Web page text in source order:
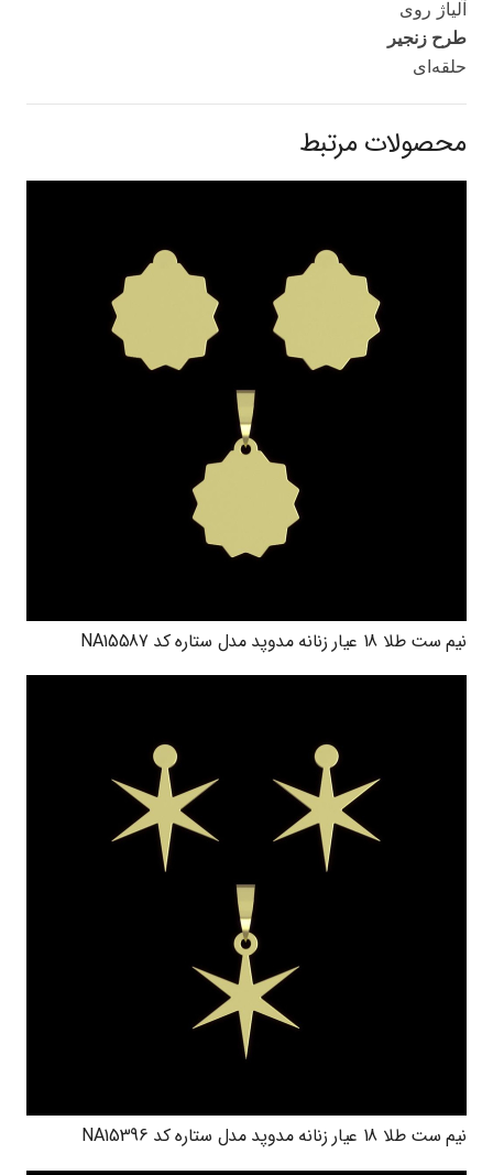
آلیاژ روی
طرح زنجیر
حلقه‌ای
محصولات مرتبط
نیم ست طلا 18 عیار زنانه مدوپد مدل ستاره کد NA15587
نیم ست طلا 18 عیار زنانه مدوپد مدل ستاره کد NA15396